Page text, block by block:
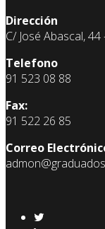
Dirección
C/ José Abascal,
Telefono
91 523 08 88
Fax:
91 522 26 85
Correo